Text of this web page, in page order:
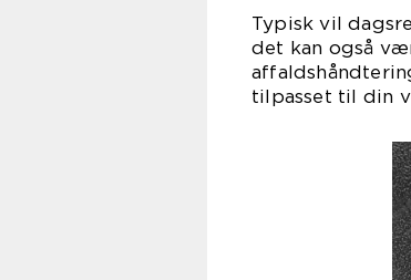
Typisk vil
det kan også
tilpasset til din